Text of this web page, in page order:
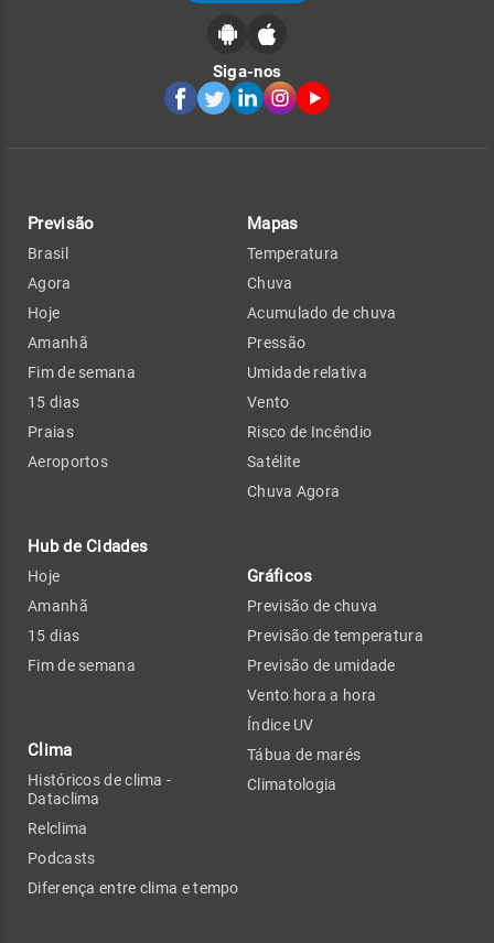
Siga-nos
Previsão
Brasil
Agora
Hoje
Amanhã
Fim de semana
15 dias
Praias
Aeroportos
Hub de Cidades
Hoje
Amanhã
15 dias
Fim de semana
Clima
Históricos de clima -
Dataclima
Relclima
Podcasts
Diferença entre clima e tempo
Mapas
Temperatura
Chuva
Acumulado de chuva
Pressão
Umidade relativa
Vento
Risco de Incêndio
Satélite
Chuva Agora
Gráficos
Previsão de chuva
Previsão de temperatura
Previsão de umidade
Vento hora a hora
Índice UV
Tábua de marés
Climatologia